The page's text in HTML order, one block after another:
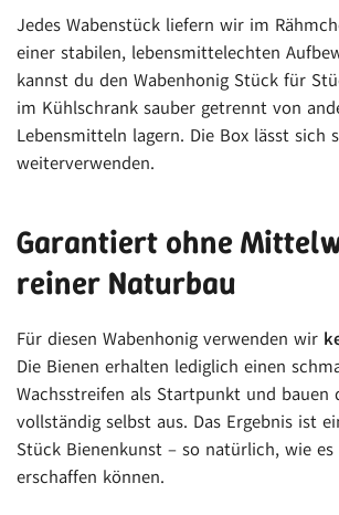
Jedes Wabenstück liefern wir im
einer stabilen, lebensmittelechten
kannst du den Wabenhonig Stück für
im Kühlschrank sauber getrennt von
Lebensmitteln lagern. Die Box lässt sich
weiterverwenden.
Garantiert ohne
reiner Naturbau
Für diesen Wabenhonig verwenden wir
Die Bienen erhalten lediglich einen
Wachsstreifen als Startpunkt und bauen
vollständig selbst aus. Das Ergebnis ist
Stück Bienenkunst – so natürlich, wie
erschaffen können.